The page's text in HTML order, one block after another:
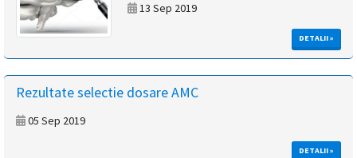
13 Sep 2019
DETALII »
Rezultate selectie dosare AMC
05 Sep 2019
DETALII »